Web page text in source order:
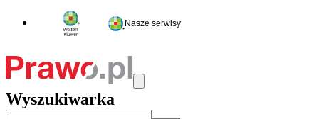
Nasze serwisy
Wyszukiwarka